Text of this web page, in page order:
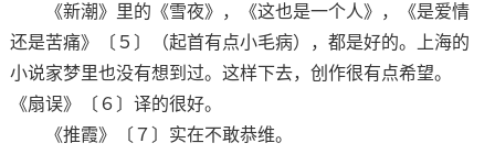
《新潮》里的《雪夜》，《这也是一个人》，《是爱情
还是苦痛》〔５〕（起首有点小毛病），都是好的。上海的
小说家梦里也没有想到过。这样下去，创作很有点希望。
《扇误》〔６〕译的很好。
《推霞》〔７〕实在不敢恭维。